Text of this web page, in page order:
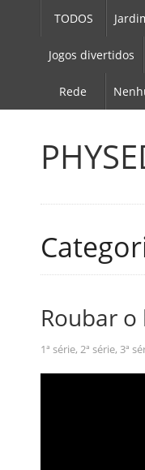
TODOS
Jogos divertidos
Rede
Roubar o
1ª série, 2ª série, 3ª